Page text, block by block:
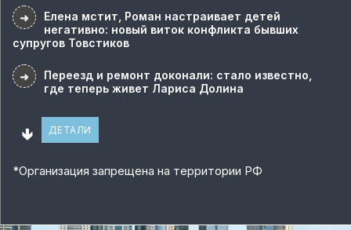
➜
Елена мстит, Роман настраивает детей
негативно: новый виток конфликта бывших
супругов Товстиков
➜
Переезд и ремонт доконали: стало известно,
где теперь живет Лариса Долина
🢃 ДЕТАЛИ
*Организация запрещена на территории РФ